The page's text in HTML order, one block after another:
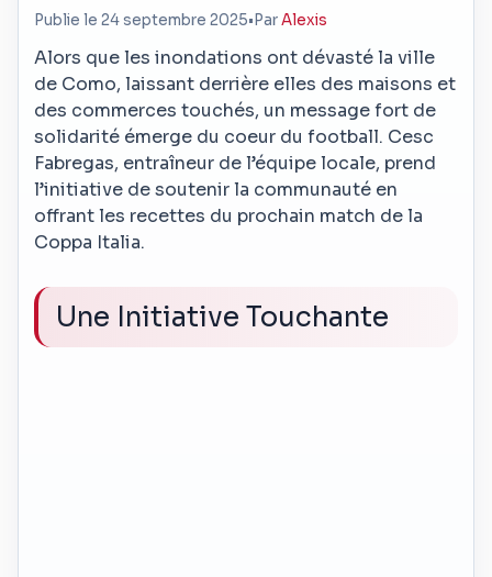
Publie le 24 septembre 2025• ParAlexis
Alors que les inondations ont dévasté la ville
de Como, laissant derrière elles des maisons et
des commerces touchés, un message fort de
solidarité émerge du coeur du football. Cesc
Fabregas, entraîneur de l’équipe locale, prend
l’initiative de soutenir la communauté en
offrant les recettes du prochain match de la
Coppa Italia.
Une Initiative Touchante